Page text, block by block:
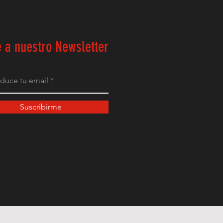
a nuestro Newsletter
Suscribirme